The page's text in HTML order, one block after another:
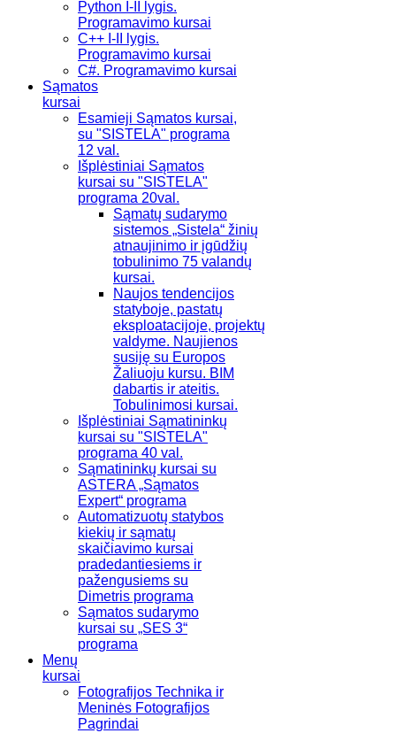
Python I-II lygis.
Programavimo kursai
C++ I-II lygis.
Programavimo kursai
C#. Programavimo kursai
Sąmatos
kursai
Esamieji Sąmatos kursai,
su "SISTELA" programa
12 val.
Išplėstiniai Sąmatos
kursai su "SISTELA"
programa 20val.
Sąmatų sudarymo
sistemos „Sistela“ žinių
atnaujinimo ir įgūdžių
tobulinimo 75 valandų
kursai.
Naujos tendencijos
statyboje, pastatų
eksploatacijoje, projektų
valdyme. Naujienos
susiję su Europos
Žaliuoju kursu. BIM
dabartis ir ateitis.
Tobulinimosi kursai.
Išplėstiniai Sąmatininkų
kursai su "SISTELA"
programa 40 val.
Sąmatininkų kursai su
ASTERA „Sąmatos
Expert“ programa
Automatizuotų statybos
kiekių ir sąmatų
skaičiavimo kursai
pradedantiesiems ir
pažengusiems su
Dimetris programa
Sąmatos sudarymo
kursai su „SES 3“
programa
Menų
kursai
Fotografijos Technika ir
Meninės Fotografijos
Pagrindai